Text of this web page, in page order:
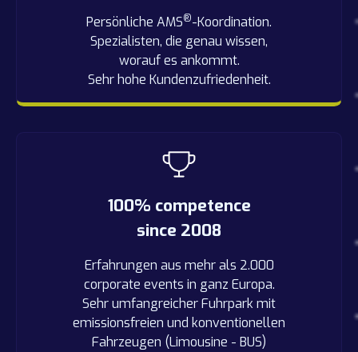
Persönliche AMS®-Koordination.
Spezialisten, die genau wissen,
worauf es ankommt.
Sehr hohe Kundenzufriedenheit.
100% competence
since 2008
Erfahrungen aus mehr als 2.000
corporate events in ganz Europa.
Sehr umfangreicher Fuhrpark mit
emissionsfreien und konventionellen
Fahrzeugen (Limousine - BUS)